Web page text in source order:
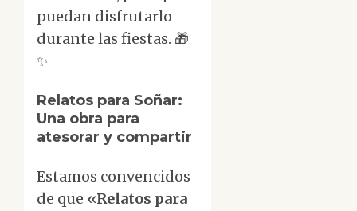
puedan disfrutarlo
durante las fiestas. 🎁
✨
Relatos para Soñar:
Una obra para
atesorar y compartir
Estamos convencidos
de que «Relatos para